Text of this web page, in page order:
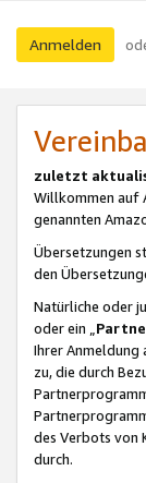
Anmelden
zuletzt
Willkommen auf
genannten
Übersetzungen
den
Natürliche oder
oder ein „
Ihrer Anmeldung
zu, die durch
des Verbots von
durch.